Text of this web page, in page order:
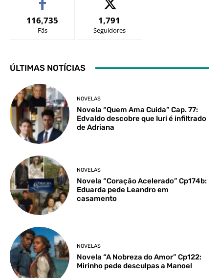
116,735
Fãs
1,791
Seguidores
ÚLTIMAS NOTÍCIAS
NOVELAS
Novela “Quem Ama Cuida” Cap. 77:
Edvaldo descobre que Iuri é infiltrado
de Adriana
NOVELAS
Novela “Coração Acelerado” Cp174b:
Eduarda pede Leandro em
casamento
NOVELAS
Novela “A Nobreza do Amor” Cp122:
Mirinho pede desculpas a Manoel